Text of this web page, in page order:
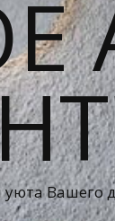
уюта Вашего